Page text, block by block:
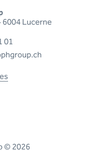
6004 Lucerne
01
© 2026